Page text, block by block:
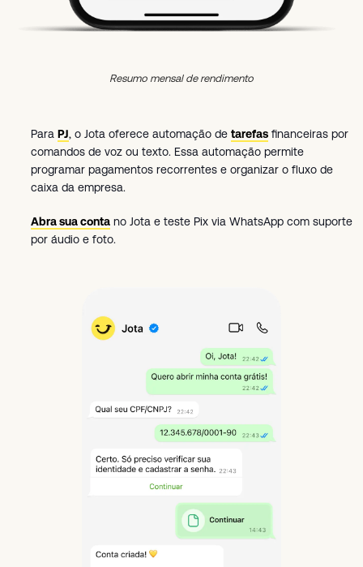
Resumo mensal de rendimento
Para PJ, o Jota oferece automação de tarefas financeiras por
comandos de voz ou texto. Essa automação permite
programar pagamentos recorrentes e organizar o fluxo de
caixa da empresa.
Abra sua conta no Jota e teste Pix via WhatsApp com suporte
por áudio e foto.